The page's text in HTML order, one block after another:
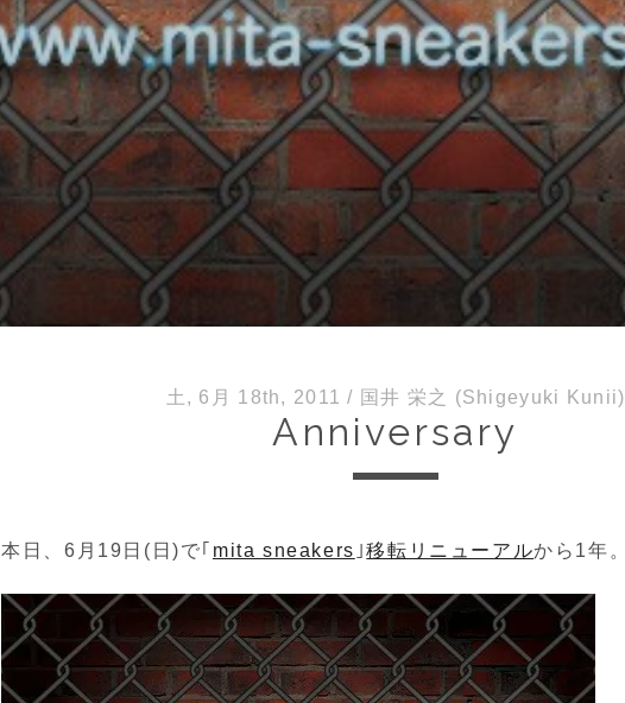
土, 6月 18th, 2011 / 国井 栄之 (Shigeyuki Kunii)
Anniversary
本日、6月19日(日)で｢ mita sneakers ｣移転リニューアルから1年。